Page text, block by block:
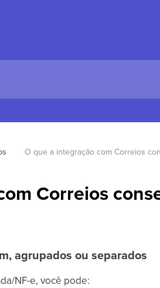
O que a integração com Correios
Correios
agrupados ou separados
NF-e, você pode: